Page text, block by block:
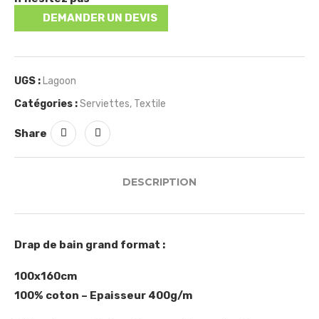
DEMANDER UN DEVIS
UGS : Lagoon
Catégories :Serviettes, Textile
Share
DESCRIPTION
Drap de bain grand format :
100x160cm
100% coton – Epaisseur 400g/m